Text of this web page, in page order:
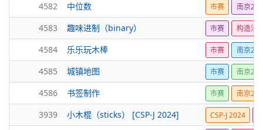
4582 中位数 市赛 南京
4583 趣味进制（binary） 市赛 构造法
4584 乐乐玩木棒 市赛 南京
4585 城镇地图 市赛 南京
4586 书签制作 市赛 南京
3939 小木棍（sticks） [CSP-J 2024] CSP-J 2024